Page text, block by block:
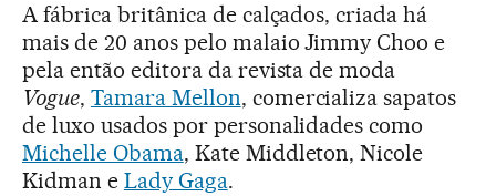
A fábrica britânica de calçados, criada há
mais de 20 anos pelo malaio Jimmy Choo e
pela então editora da revista de moda
Vogue, Tamara Mellon, comercializa sapatos
de luxo usados por personalidades como
Michelle Obama, Kate Middleton, Nicole
Kidman e Lady Gaga.